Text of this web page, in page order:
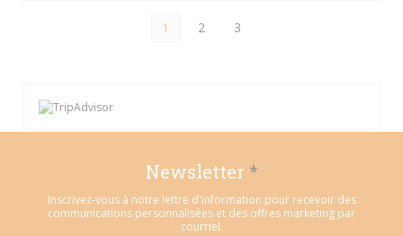
1 2 3
Newsletter *
Inscrivez-vous à notre lettre d'information pour recevoir des
communications personnalisées et des offres marketing par
courriel.